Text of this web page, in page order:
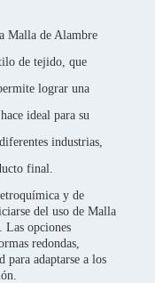
Malla de Alambre
de tejido, que
lograr una
ideal para su
industrias,
final.
y de
del uso de Malla
Las opciones
redondas,
para adaptarse a los